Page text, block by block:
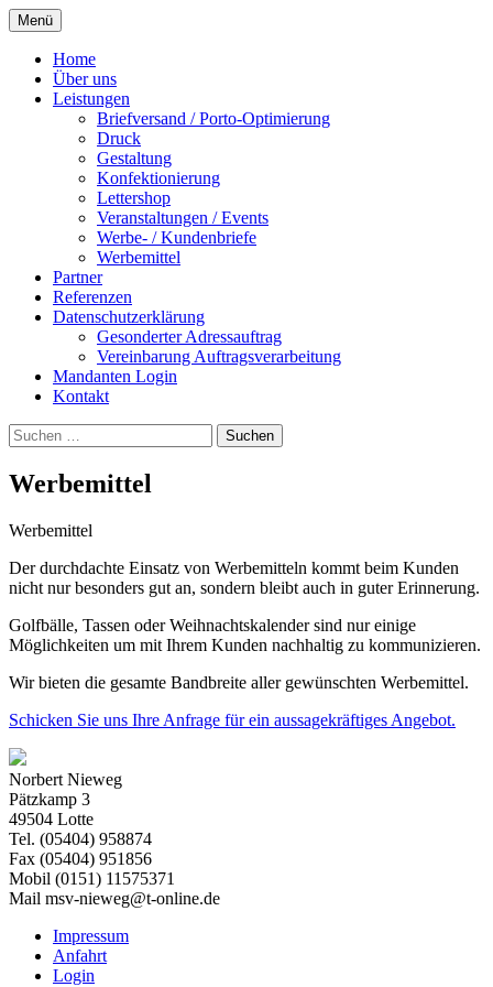
Zum
Inhalt
springen
MSV Nieweg
Menü
Home
Über uns
Leistungen
Briefversand / Porto-Optimierung
Druck
Gestaltung
Konfektionierung
Lettershop
Veranstaltungen / Events
Werbe- / Kundenbriefe
Werbemittel
Partner
Referenzen
Datenschutzerklärung
Gesonderter Adressauftrag
Vereinbarung Auftragsverarbeitung
Mandanten Login
Kontakt
Suchen
nach:
Werbemittel
Werbemittel
Der durchdachte Einsatz von Werbemitteln kommt beim Kunden
nicht nur besonders gut an, sondern bleibt auch in guter Erinnerung.
Golfbälle, Tassen oder Weihnachtskalender sind nur einige
Möglichkeiten um mit Ihrem Kunden nachhaltig zu kommunizieren.
Wir bieten die gesamte Bandbreite aller gewünschten Werbemittel.
Schicken Sie uns Ihre Anfrage für ein aussagekräftiges Angebot.
Norbert Nieweg
Pätzkamp 3
49504 Lotte
Tel. (05404) 958874
Fax (05404) 951856
Mobil (0151) 11575371
Mail msv-nieweg@t-online.de
Impressum
Anfahrt
Login